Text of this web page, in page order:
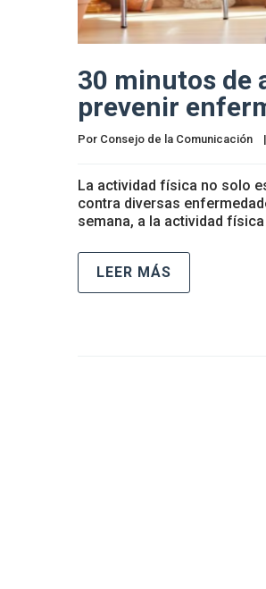
30 minutos de
prevenir
Por Consejo de la Comunicación |
La actividad física no solo
contra diversas
semana, a la actividad
LEER MÁS